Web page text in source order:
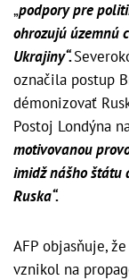
„podpory pre
ohrozujú územnú
Ukrajiny“.
označila postup
démonizovať
Postoj Londýna
motivovanou
imidž nášho štátu
Ruska“.
AFP objasňuje,
vznikol na